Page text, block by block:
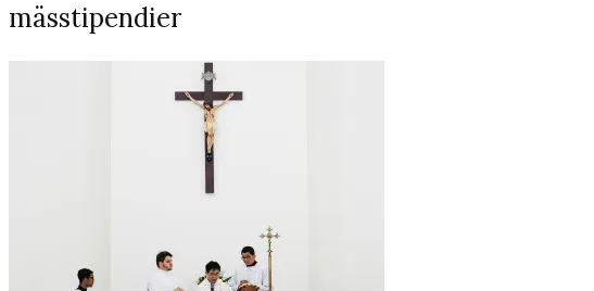
mässtipendier